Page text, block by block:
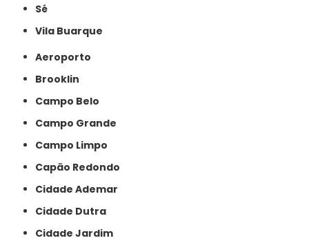
Sé
Vila Buarque
Aeroporto
Brooklin
Campo Belo
Campo Grande
Campo Limpo
Capão Redondo
Cidade Ademar
Cidade Dutra
Cidade Jardim